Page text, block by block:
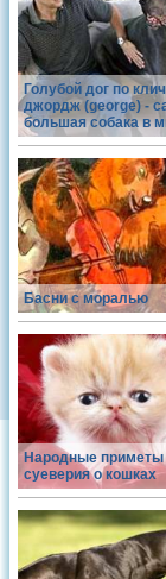
Голубой дог по
джордж (george) -
большая собака в
Басни с моралью
Народные приметы
суеверия о кошках